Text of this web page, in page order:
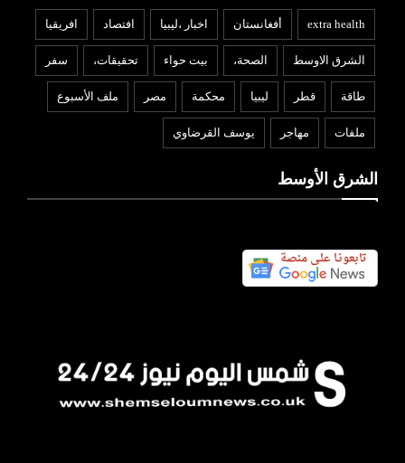
extra health أفغانستان اخبار ،ليبيا افتصاد افريقيا
الشرق الاوسط الصحة، بيت حواء تحقيقات، سفر
طاقة قطر ليبيا محكمة مصر ملف الأسبوع
ملفات مهاجر يوسف القرضاوي
الشرق الأوسط